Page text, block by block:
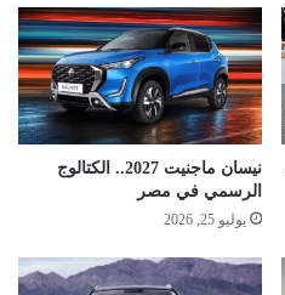
نيسان ماجنيت 2027.. الكتالوج
الرسمي في مصر
يوليو 25, 2026